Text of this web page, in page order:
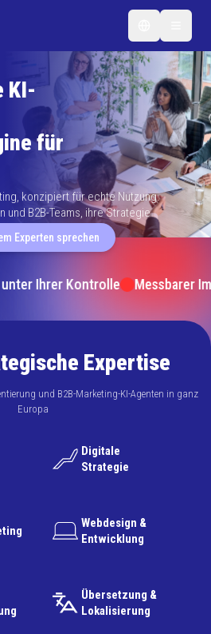
KI-
für
konzipiert für echte Nutzung.
und B2B-Teams, ihre Strategie
Experten sprechen
Ihrer Kontrolle Messbarer
Expertise
und B2B-Marketing-KI-Agenten in ganz
Europa
Digitale
Strategie
Webdesign &
Entwicklung
Übersetzung &
Lokalisierung